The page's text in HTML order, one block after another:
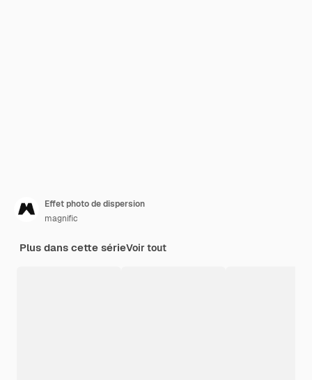
Effet photo de dispersion
magnific
Plus dans cette sérieVoir tout